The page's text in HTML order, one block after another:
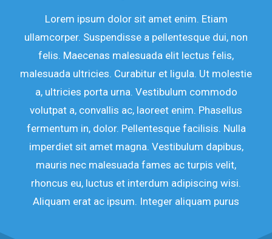
Lorem ipsum dolor sit amet enim. Etiam
ullamcorper. Suspendisse a pellentesque dui, non
felis. Maecenas malesuada elit lectus felis,
malesuada ultricies. Curabitur et ligula. Ut molestie
a, ultricies porta urna. Vestibulum commodo
volutpat a, convallis ac, laoreet enim. Phasellus
fermentum in, dolor. Pellentesque facilisis. Nulla
imperdiet sit amet magna. Vestibulum dapibus,
mauris nec malesuada fames ac turpis velit,
rhoncus eu, luctus et interdum adipiscing wisi.
Aliquam erat ac ipsum. Integer aliquam purus